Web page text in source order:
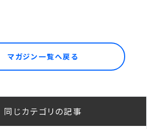
同じカテゴリの記事
マガジン一覧へ戻る